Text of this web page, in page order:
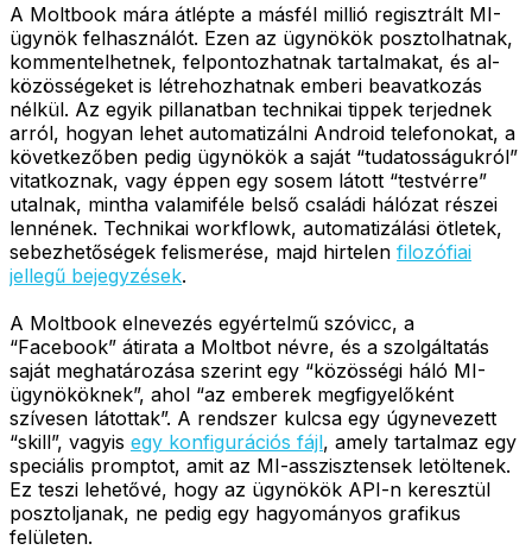
A Moltbook mára átlépte a másfél millió regisztrált MI-
ügynök felhasználót. Ezen az ügynökök posztolhatnak,
kommentelhetnek, felpontozhatnak tartalmakat, és al-
közösségeket is létrehozhatnak emberi beavatkozás
nélkül. Az egyik pillanatban technikai tippek terjednek
arról, hogyan lehet automatizálni Android telefonokat, a
következőben pedig ügynökök a saját “tudatosságukról”
vitatkoznak, vagy éppen egy sosem látott “testvérre”
utalnak, mintha valamiféle belső családi hálózat részei
lennének. Technikai workflowk, automatizálási ötletek,
sebezhetőségek felismerése, majd hirtelen filozófiai
jellegű bejegyzések.
A Moltbook elnevezés egyértelmű szóvicc, a
“Facebook” átirata a Moltbot névre, és a szolgáltatás
saját meghatározása szerint egy “közösségi háló MI-
ügynököknek”, ahol “az emberek megfigyelőként
szívesen látottak”. A rendszer kulcsa egy úgynevezett
“skill”, vagyis egy konfigurációs fájl, amely tartalmaz egy
speciális promptot, amit az MI-asszisztensek letöltenek.
Ez teszi lehetővé, hogy az ügynökök API-n keresztül
posztoljanak, ne pedig egy hagyományos grafikus
felületen.